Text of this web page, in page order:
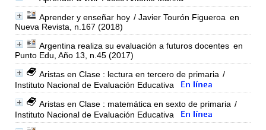
Aprender y enseñar hoy / Javier Tourón Figueroa en
Nueva Revista, n.167 (2018)
Argentina realiza su evaluación a futuros docentes en
Punto Edu, Año 13, n.45 (2017)
Aristas en Clase : lectura en tercero de primaria /
Instituto Nacional de Evaluación Educativa
Aristas en Clase : matemática en sexto de primaria /
Instituto Nacional de Evaluación Educativa